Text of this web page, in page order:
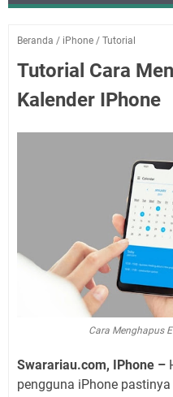
Beranda / iPhone / Tutorial
Tutorial Cara
Kalender IPhone
Cara Menghapus
Swarariau.com, IPhone –
pengguna iPhone